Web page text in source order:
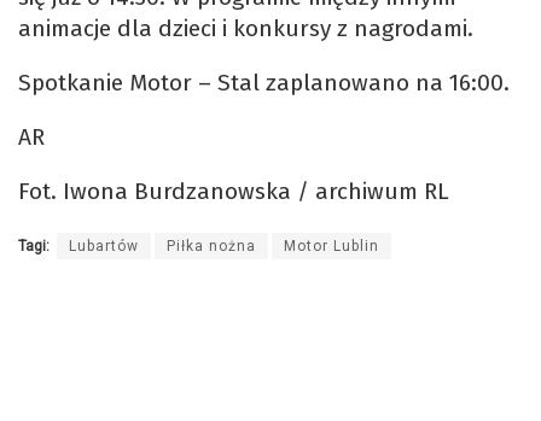
animacje dla dzieci i konkursy z nagrodami.
Spotkanie Motor – Stal zaplanowano na 16:00.
AR
Fot. Iwona Burdzanowska / archiwum RL
Tagi: Lubartów Piłka nożna Motor Lublin